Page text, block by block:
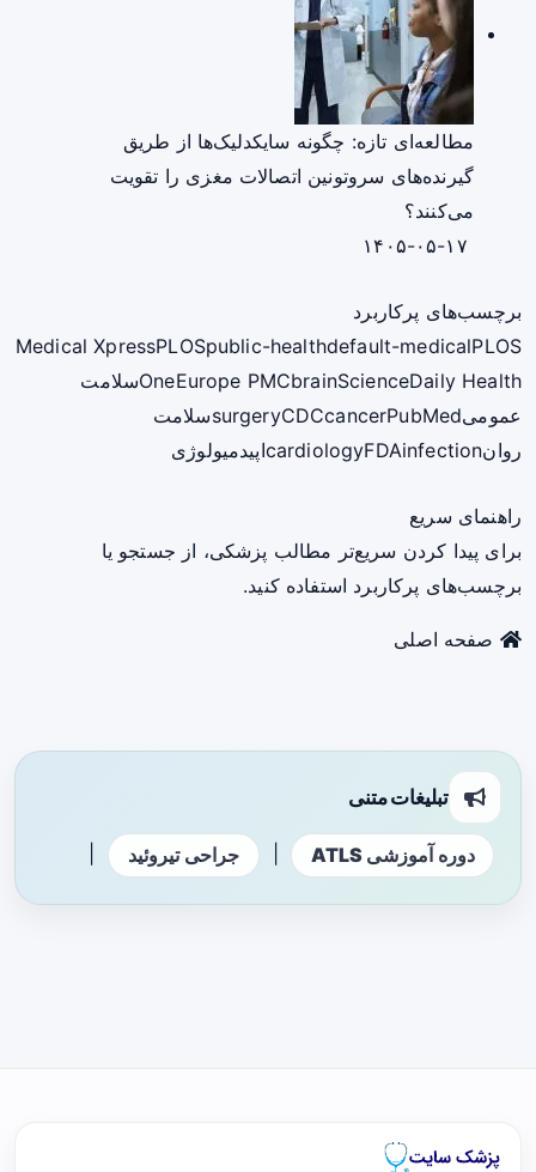
مطالعه‌ای تازه: چگونه سایکدلیک‌ها از طریق
گیرنده‌های سروتونین اتصالات مغزی را تقویت
می‌کنند؟
برچسب‌های پرکاربرد
Medical XpressPLOSpublic-healthdefault-medicalPLOS
OneEurope PMCbrainScienceDaily Health
سلامت
عمومی
surgeryCDCcancerPubMed
سلامت
روان
cardiologyFDAinfection اپیدمیولوژی
راهنمای سریع
برای پیدا کردن سریع‌تر مطالب پزشکی، از جستجو یا
برچسب‌های پرکاربرد استفاده کنید.
صفحه اصلی
تبلیغات متنی
دوره آموزشی ATLS جراحی تیروئید